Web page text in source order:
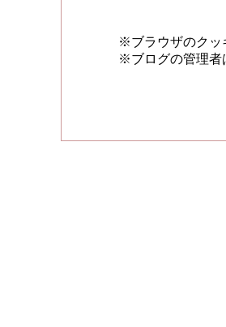
※ブラウザのクッ
※ブログの管理者